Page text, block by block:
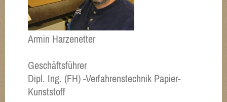
Armin Harzenetter
Geschäftsführer
Dipl. Ing. (FH) -Verfahrenstechnik Papier-
Kunststoff